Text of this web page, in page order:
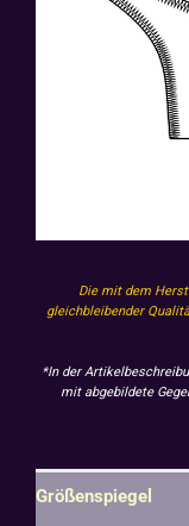
Die mit dem
gleichbleibender
*In der
mit abgebildete
Größenspiegel